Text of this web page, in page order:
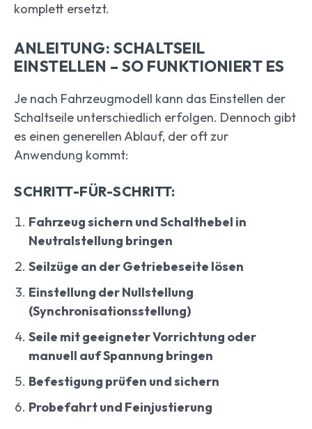
komplett ersetzt.
ANLEITUNG: SCHALTSEIL
EINSTELLEN – SO FUNKTIONIERT ES
Je nach Fahrzeugmodell kann das Einstellen der
Schaltseile unterschiedlich erfolgen. Dennoch gibt
es einen generellen Ablauf, der oft zur
Anwendung kommt:
SCHRITT-FÜR-SCHRITT:
Fahrzeug sichern und Schalthebel in
Neutralstellung bringen
Seilzüge an der Getriebeseite lösen
Einstellung der Nullstellung
(Synchronisationsstellung)
Seile mit geeigneter Vorrichtung oder
manuell auf Spannung bringen
Befestigung prüfen und sichern
Probefahrt und Feinjustierung